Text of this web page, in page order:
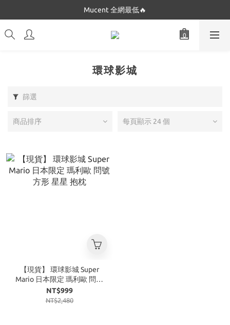
Dickies 最低只要$5XX!!
Mucent 全網最低🔥
Dickies 最低只要$5XX!!
環球影城
篩選
商品排序 每頁顯示 24 個
【現貨】 環球影城 Super
Mario 日本限定 瑪利歐 問號
方形 星星 抱枕
NT$999
NT$2,480